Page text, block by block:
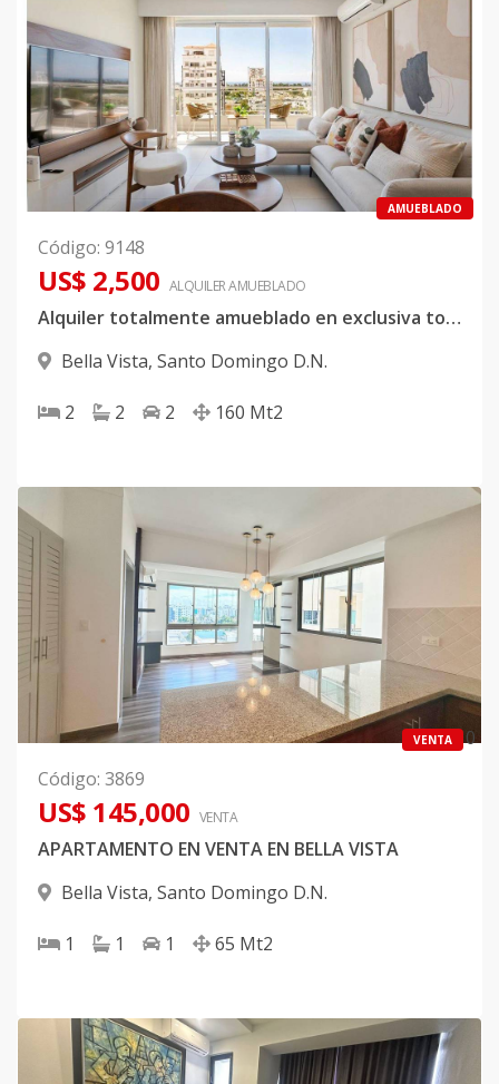
AMUEBLADO
Código: 9148
US$ 2,500 ALQUILERAMUEBLADO
Alquiler totalmente amueblado en exclusiva torre de Bella Vista
Bella Vista, Santo Domingo D.N.
2 2 2 160 Mt2
VENTA
0
Código: 3869
US$ 145,000 VENTA
APARTAMENTO EN VENTA EN BELLA VISTA
Bella Vista, Santo Domingo D.N.
1 1 1 65 Mt2